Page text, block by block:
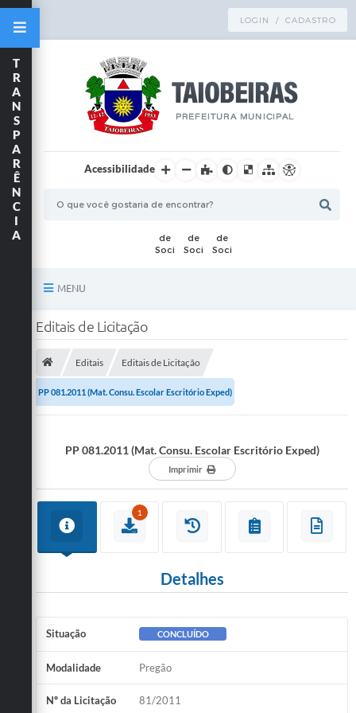
LOGIN / CADASTRO
Acessibilidade
MENU
Principal
A Nossa Cidade
Formulários
Conselho Tutelar.
Carta de Serviços
T
R
A
N
S
P
A
R
Ê
N
C
I
A
Editais de Licitação
Editais Editais de Licitação
PP 081.2011 (Mat. Consu. Escolar Escritório Exped)
PP 081.2011 (Mat. Consu. Escolar Escritório Exped)
Imprimir
1
Detalhes
Situação CONCLUÍDO
Modalidade Pregão
Nº da Licitação 81/2011